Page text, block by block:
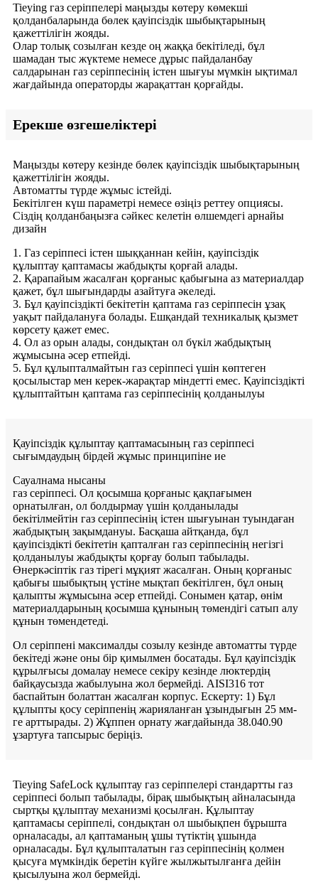
Tieying газ серіппелері маңызды көтеру көмекші
қолданбаларында бөлек қауіпсіздік шыбықтарының
қажеттілігін жояды.
Олар толық созылған кезде оң жаққа бекітіледі, бұл
шамадан тыс жүктеме немесе дұрыс пайдаланбау
салдарынан газ серіппесінің істен шығуы мүмкін ықтимал
жағдайында операторды жарақаттан қорғайды.
Ерекше өзгешеліктері
Маңызды көтеру кезінде бөлек қауіпсіздік шыбықтарының
қажеттілігін жояды.
Автоматты түрде жұмыс істейді.
Бекітілген күш параметрі немесе өзіңіз реттеу опциясы.
Сіздің қолданбаңызға сәйкес келетін өлшемдегі арнайы
дизайн
1. Газ серіппесі істен шыққаннан кейін, қауіпсіздік
құлыптау қаптамасы жабдықты қорғай алады.
2. Қарапайым жасалған қорғаныс қабығына аз материалдар
қажет, бұл шығындарды азайтуға әкеледі.
3. Бұл қауіпсіздікті бекітетін қаптама газ серіппесін ұзақ
уақыт пайдалануға болады. Ешқандай техникалық қызмет
көрсету қажет емес.
4. Ол аз орын алады, сондықтан ол бүкіл жабдықтың
жұмысына әсер етпейді.
5. Бұл құлыпталмайтын газ серіппесі үшін көптеген
қосылыстар мен керек-жарақтар міндетті емес. Қауіпсіздікті
құлыптайтын қаптама газ серіппесінің қолданылуы
Қауіпсіздік құлыптау қаптамасының газ серіппесі
сығымдаудың бірдей жұмыс принципіне ие
Сауалнама нысаны
газ серіппесі. Ол қосымша қорғаныс қақпағымен
орнатылған, ол болдырмау үшін қолданылады
бекітілмейтін газ серіппесінің істен шығуынан туындаған
жабдықтың зақымдануы. Басқаша айтқанда, бұл
қауіпсіздікті бекітетін қапталған газ серіппесінің негізгі
қолданылуы жабдықты қорғау болып табылады.
Өнеркәсіптік газ тірегі мұқият жасалған. Оның қорғаныс
қабығы шыбықтың үстіне мықтап бекітілген, бұл оның
қалыпты жұмысына әсер етпейді. Сонымен қатар, өнім
материалдарының қосымша құнының төмендігі сатып алу
құнын төмендетеді.
Ол серіппені максималды созылу кезінде автоматты түрде
бекітеді және оны бір қимылмен босатады. Бұл қауіпсіздік
құрылғысы домалау немесе секіру кезінде люктердің
байқаусызда жабылуына жол бермейді. AISI316 тот
баспайтын болаттан жасалған корпус. Ескерту: 1) Бұл
құлыпты қосу серіппенің жарияланған ұзындығын 25 мм-
ге арттырады. 2) Жұппен орнату жағдайында 38.040.90
ұзартуға тапсырыс беріңіз.
Tieying SafeLock құлыптау газ серіппелері стандартты газ
серіппесі болып табылады, бірақ шыбықтың айналасында
сыртқы құлыптау механизмі қосылған. Құлыптау
қаптамасы серіппелі, сондықтан ол шыбықпен бұрышта
орналасады, ал қаптаманың ұшы түтіктің ұшында
орналасады. Бұл құлыпталатын газ серіппесінің қолмен
қысуға мүмкіндік беретін күйге жылжытылғанға дейін
қысылуына жол бермейді.